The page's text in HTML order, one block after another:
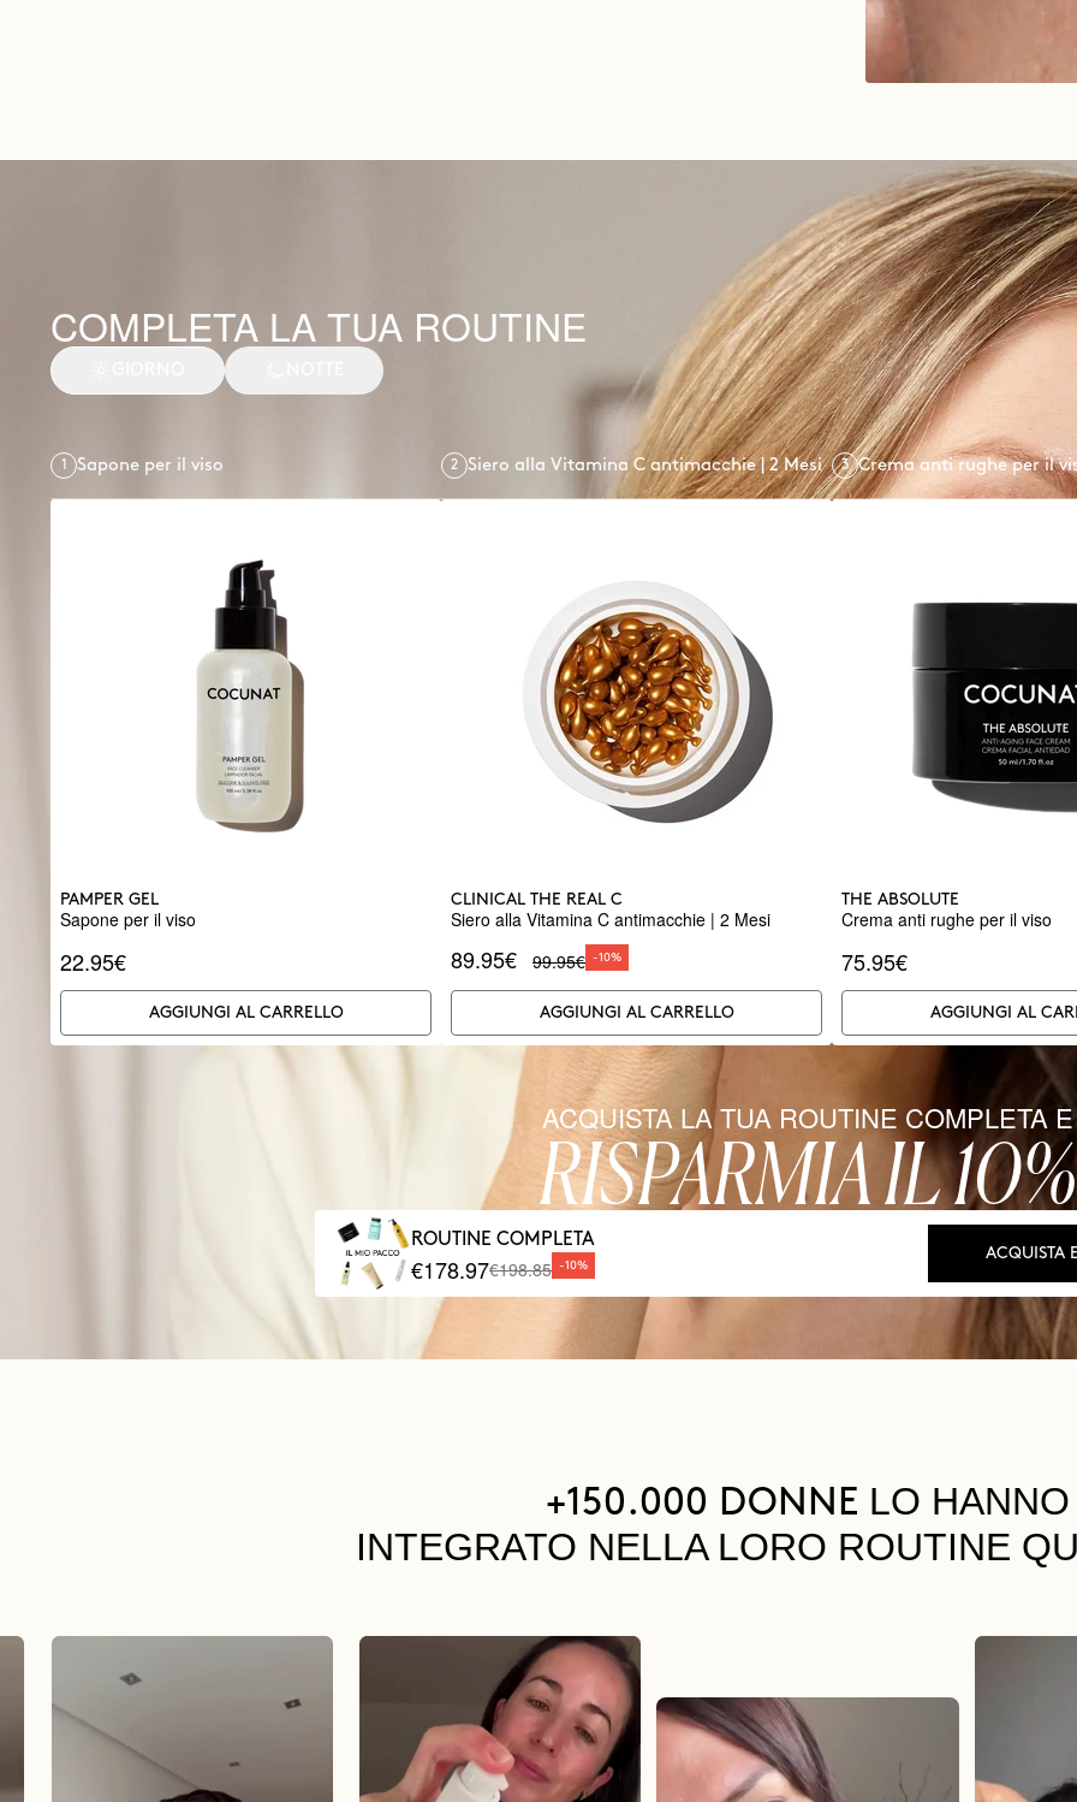
COMPLETA LA TUA ROUTINE
1 Sapone per il viso
PAMPER GEL
Sapone per il viso
22.95€
AGGIUNGI AL CARRELLO
2 Siero alla Vitamina C antimacchie | 2 Mesi
CLINICAL THE REAL C
Siero alla Vitamina C antimacchie | 2 Mesi
89.95€ 99.95€ -10%
AGGIUNGI AL CARRELLO
3 Crema anti rughe per il
THE ABSOLUTE
Crema anti rughe per il viso
75.95€
AGGIUNGI AL
ACQUISTA LA TUA ROUTINE COMPLETA E
RISPARMIA IL 10%
ROUTINE COMPLETA
€178.97€198.85 -10%
ACQUISTA
+150.000 DONNE LO HANNO
INTEGRATO NELLA LORO ROUTINE